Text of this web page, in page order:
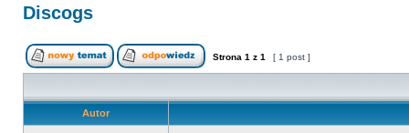
Discogs
Strona 1 z 1 [ 1 post ]
Autor